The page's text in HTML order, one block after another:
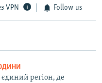
VPN Follow us
регіон, де